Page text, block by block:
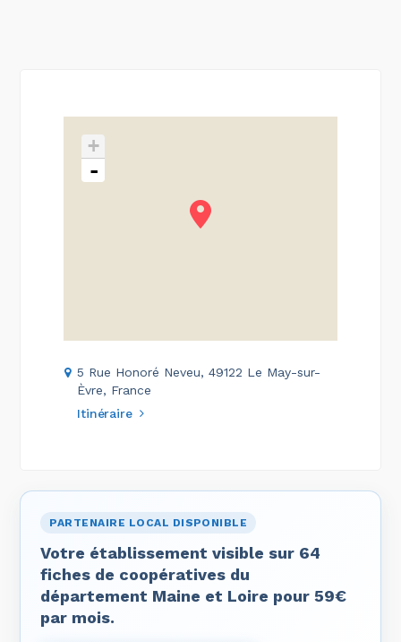
+
-
5 Rue Honoré Neveu, 49122 Le May-sur-
Èvre, France
Itinéraire
PARTENAIRE LOCAL DISPONIBLE
Votre établissement visible sur 64
fiches de coopératives du
département Maine et Loire pour 59€
par mois.